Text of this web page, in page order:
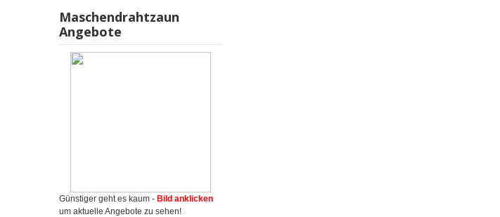
Maschendrahtzaun
Angebote
Günstiger geht es kaum - Bild anklicken
um aktuelle Angebote zu sehen!